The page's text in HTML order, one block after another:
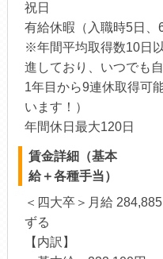
祝日
有給休暇（入職時5日、
※年間平均取得数10日
進しており、いつでも
1年目から9連休取得可
います！）
年間休日最大120日
賃金詳細（基本
給＋各種手当）
＜四大卒＞月給
ずる
【